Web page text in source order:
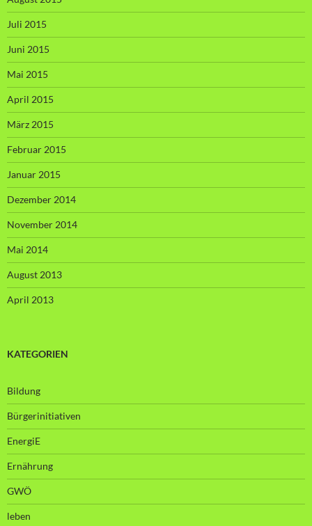
Juli 2015
Juni 2015
Mai 2015
April 2015
März 2015
Februar 2015
Januar 2015
Dezember 2014
November 2014
Mai 2014
August 2013
April 2013
KATEGORIEN
Bildung
Bürgerinitiativen
EnergiE
Ernährung
GWÖ
leben